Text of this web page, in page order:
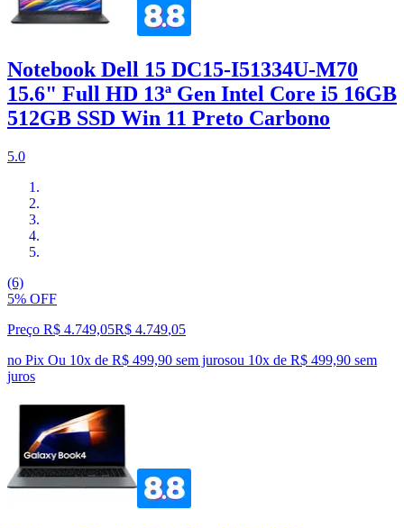
Notebook Dell 15 DC15-I51334U-M70
15.6" Full HD 13ª Gen Intel Core i5 16GB
512GB SSD Win 11 Preto Carbono
5.0
(6)
5% OFF
Preço R$ 4.749,05R$ 4.749,05
no Pix Ou 10x de R$ 499,90 sem jurosou 10x de R$ 499,90 sem
juros